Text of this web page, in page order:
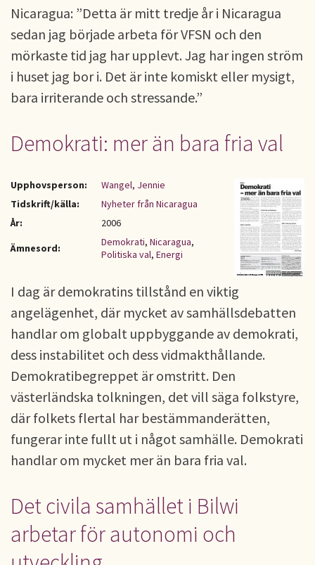
Nicaragua: ”Detta är mitt tredje år i Nicaragua
sedan jag började arbeta för VFSN och den
mörkaste tid jag har upplevt. Jag har ingen ström
i huset jag bor i. Det är inte komiskt eller mysigt,
bara irriterande och stressande.”
Demokrati: mer än bara fria val
Upphovsperson:
Wangel, Jennie
Tidskrift/källa:
Nyheter från Nicaragua
År:
2006
Ämnesord:
Demokrati, Nicaragua,
Politiska val, Energi
I dag är demokratins tillstånd en viktig
angelägenhet, där mycket av samhällsdebatten
handlar om globalt uppbyggande av demokrati,
dess instabilitet och dess vidmakthållande.
Demokratibegreppet är omstritt. Den
västerländska tolkningen, det vill säga folkstyre,
där folkets flertal har bestämmanderätten,
fungerar inte fullt ut i något samhälle. Demokrati
handlar om mycket mer än bara fria val.
Det civila samhället i Bilwi
arbetar för autonomi och